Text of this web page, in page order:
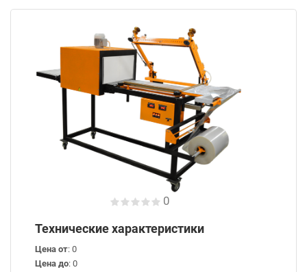
0
Технические характеристики
Цена от: 0
Цена до: 0